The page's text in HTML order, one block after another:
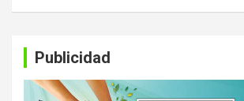
Publicidad